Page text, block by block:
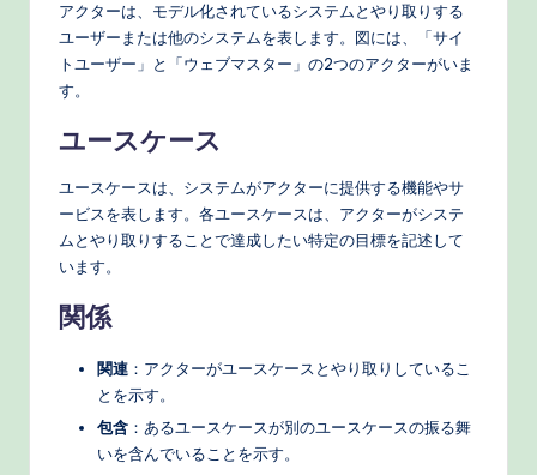
w
&
M
o
rn
アクターは、モデル化されているシステムとやり取りする
ユーザーまたは他のシステムを表します。図には、「サイ
トユーザー」と「ウェブマスター」の2つのアクターがいま
す。
ユースケース
ユースケースは、システムがアクターに提供する機能やサ
ービスを表します。各ユースケースは、アクターがシステ
ムとやり取りすることで達成したい特定の目標を記述して
います。
関係
関連 ：アクターがユースケースとやり取りしているこ
とを示す。
包含 ：あるユースケースが別のユースケースの振る舞
いを含んでいることを示す。